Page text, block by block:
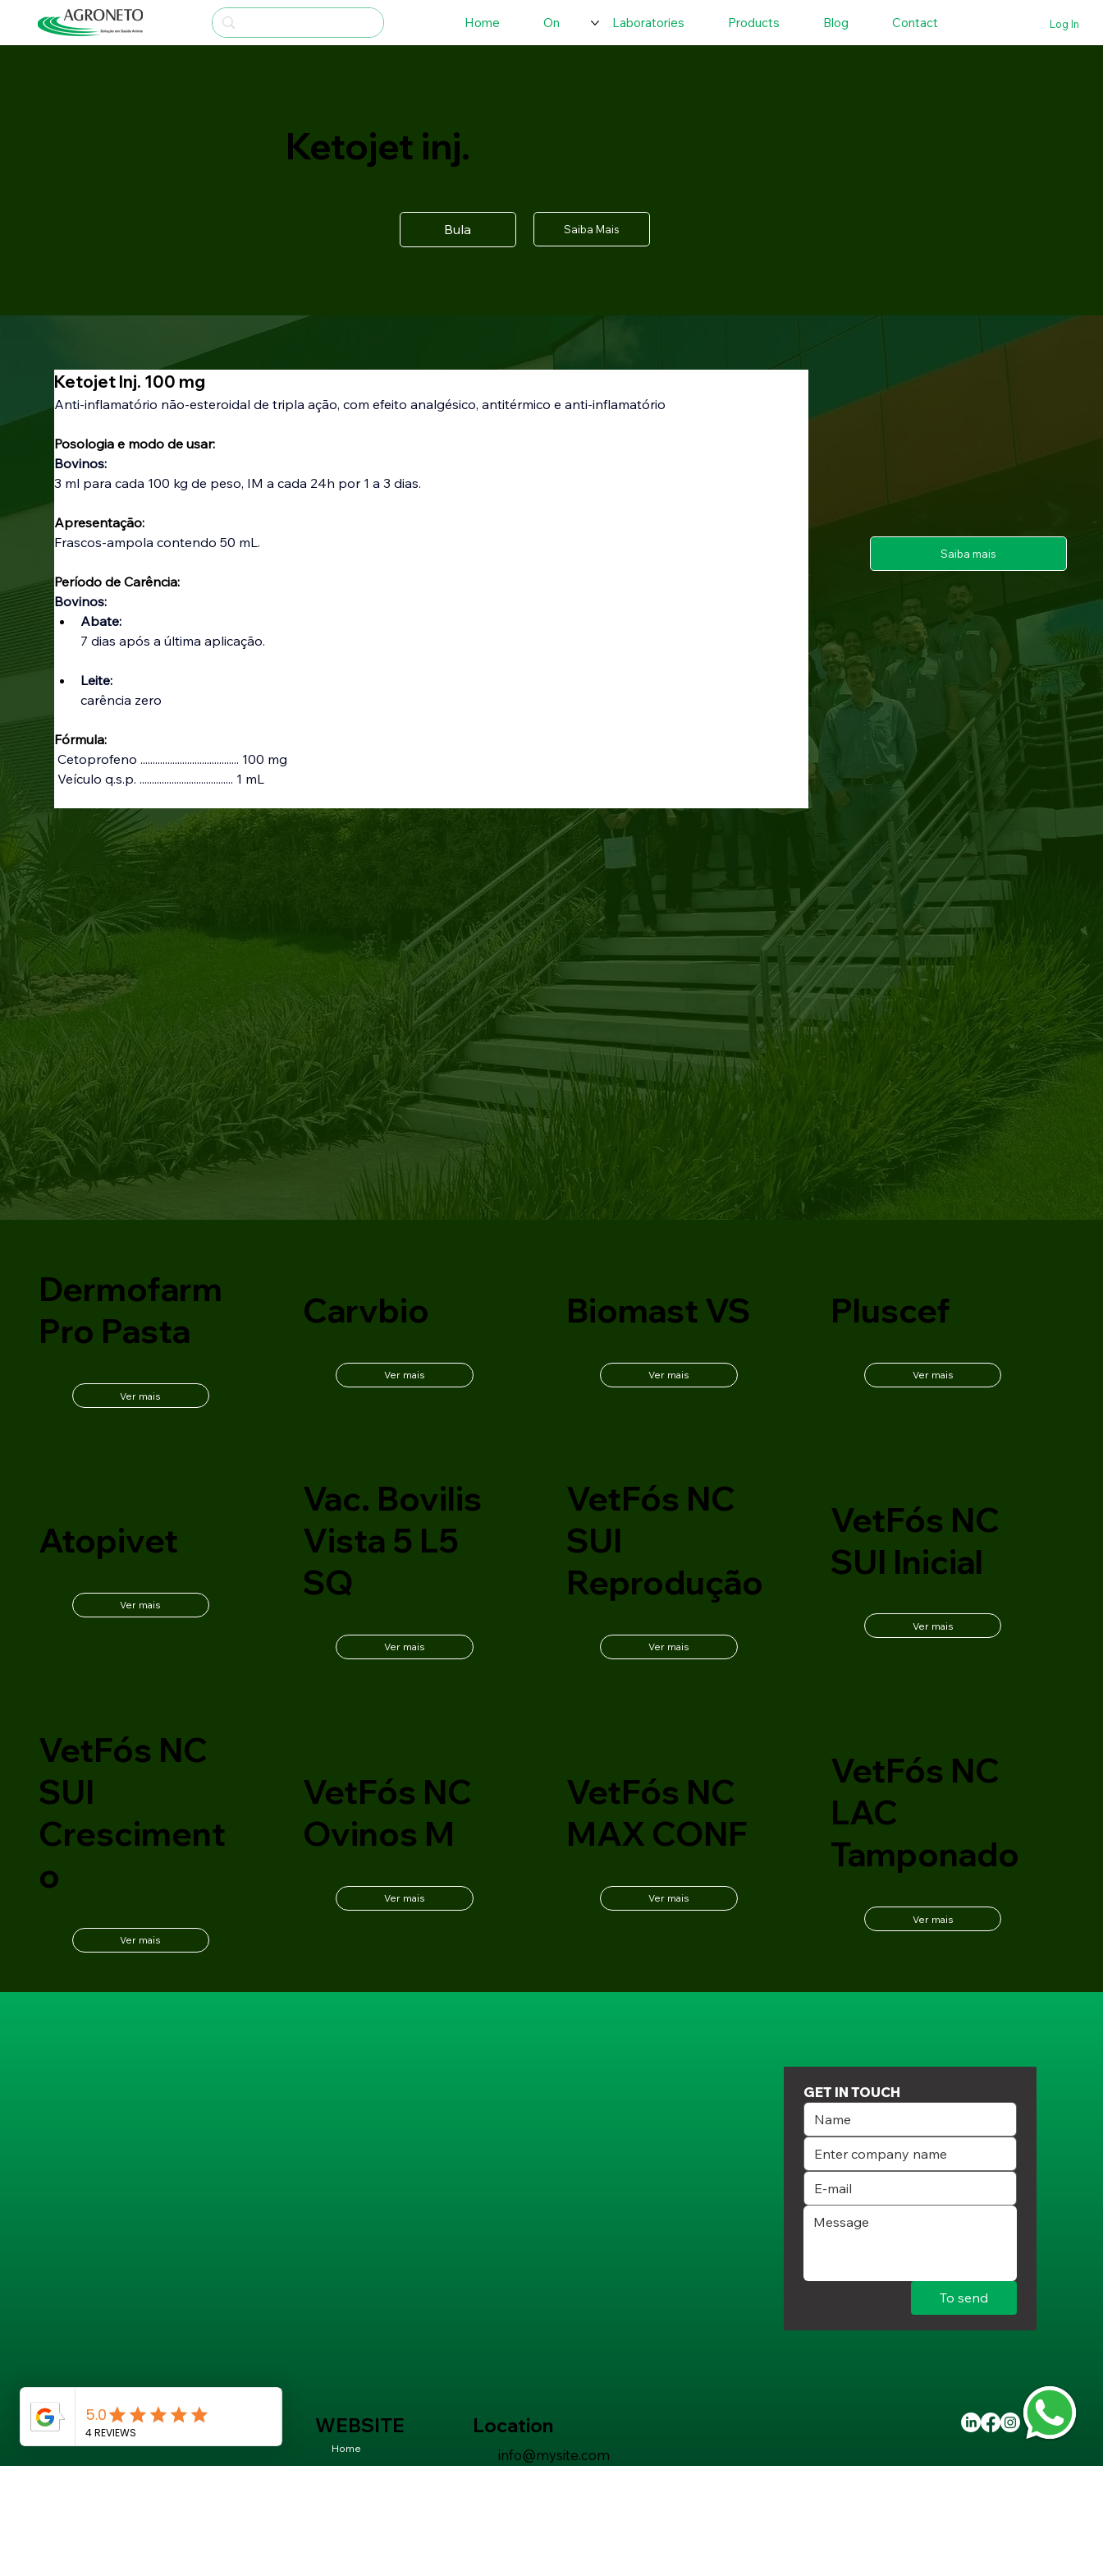
Home On Laboratories Products Blog Contact Log In
Ketojet inj.
Bula Saiba Mais
Ketojet Inj. 100 mg
Anti-inflamatório não-esteroidal de tripla ação, com efeito analgésico, antitérmico e anti-inflamatório
Posologia e modo de usar:
Bovinos:
3 ml para cada 100 kg de peso, IM a cada 24h por 1 a 3 dias.
Apresentação:
Frascos-ampola contendo 50 mL.
Período de Carência:
Bovinos:
Abate:
7 dias após a última aplicação.
Leite:
carência zero
Fórmula:
Cetoprofeno ........................................ 100 mg
Veículo q.s.p. ...................................... 1 mL
Saiba mais
Dermofarm
Pro Pasta
Ver mais
Carvbio
Ver mais
Biomast VS
Ver mais
Pluscef
Ver mais
Atopivet
Ver mais
Vac. Bovilis
Vista 5 L5
SQ
Ver mais
VetFós NC
SUI
Reprodução
Ver mais
VetFós NC
SUI Inicial
Ver mais
VetFós NC
SUI
Cresciment
o
Ver mais
VetFós NC
Ovinos M
Ver mais
VetFós NC
MAX CONF
Ver mais
VetFós NC
LAC
Tamponado
Ver mais
GET IN TOUCH
To send
WEBSITE
Home
On
Location
info@mysite.com